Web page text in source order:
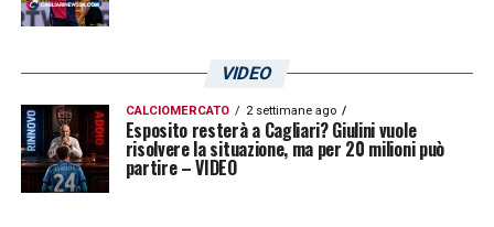
VIDEO
CALCIOMERCATO 2 settimane ago
Esposito resterà a Cagliari? Giulini vuole
risolvere la situazione, ma per 20 milioni può
partire – VIDEO